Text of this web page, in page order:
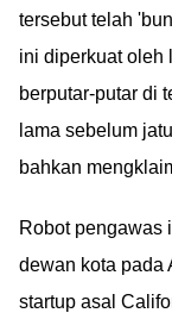
tersebut telah
ini diperkuat oleh
berputar-putar di
lama sebelum
bahkan
Robot pengawas
dewan kota pada
startup asal